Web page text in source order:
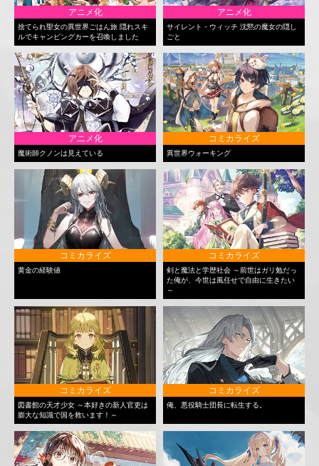
アニメ化
捨てられ聖女の異世界ごはん旅 隠れスキ
ルでキャンピングカーを召喚しました
アニメ化
サイレント・ウィッチ 沈黙の魔女の隠し
ごと
アニメ化
魔術師クノンは見えている
コミカライズ
異世界ウォーキング
コミカライズ
黄金の経験値
コミカライズ
剣と魔法と学歴社会 ～前世はガリ勉だっ
た俺が、今世は風任せで自由に生きたい
～
コミカライズ
図書館の天才少女 ～本好きの新人官吏は
膨大な知識で国を救います！～
コミカライズ
俺、悪役騎士団長に転生する。